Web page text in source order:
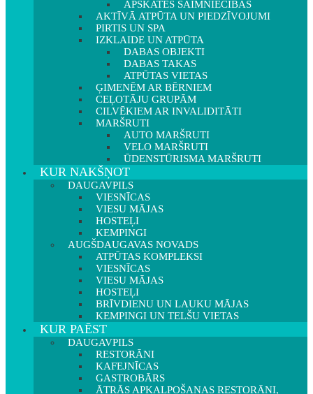
APSKATES SAIMNIECĪBAS
AKTĪVĀ ATPŪTA UN PIEDZĪVOJUMI
PIRTIS UN SPA
IZKLAIDE UN ATPŪTA
DABAS OBJEKTI
DABAS TAKAS
ATPŪTAS VIETAS
ĢIMENĒM AR BĒRNIEM
CEĻOTĀJU GRUPĀM
CILVĒKIEM AR INVALIDITĀTI
MARŠRUTI
AUTO MARŠRUTI
VELO MARŠRUTI
ŪDENSTŪRISMA MARŠRUTI
KUR NAKŠŅOT
DAUGAVPILS
VIESNĪCAS
VIESU MĀJAS
HOSTEĻI
KEMPINGI
AUGŠDAUGAVAS NOVADS
ATPŪTAS KOMPLEKSI
VIESNĪCAS
VIESU MĀJAS
HOSTEĻI
BRĪVDIENU UN LAUKU MĀJAS
KEMPINGI UN TELŠU VIETAS
KUR PAĒST
DAUGAVPILS
RESTORĀNI
KAFEJNĪCAS
GASTROBĀRS
ĀTRĀS APKALPOŠANAS RESTORĀNI,